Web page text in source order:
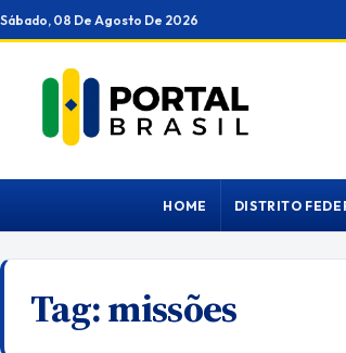
Ir
para
conteúdo
Sábado, 08 De Agosto De 2026
HOME DISTRITO
Tag:missões